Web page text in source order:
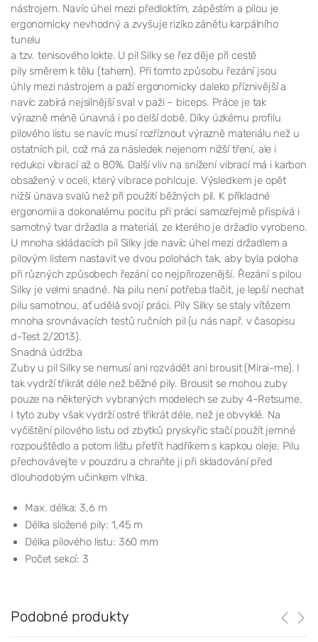
nástrojem. Navíc úhel mezi předloktím, zápěstím a pilou je
ergonomicky nevhodný a zvyšuje riziko zánětu karpálního
tunelu
a tzv. tenisového lokte. U pil Silky se řez děje při cestě
pily směrem k tělu (tahem). Při tomto způsobu řezání jsou
úhly mezi nástrojem a paží ergonomicky daleko příznivější a
navíc zabírá nejsilnější sval v paži – biceps. Práce je tak
výrazně méně únavná i po delší době. Díky úzkému profilu
pilového listu se navíc musí rozříznout výrazně materiálu než u
ostatních pil, což má za následek nejenom nižší tření, ale i
redukci vibrací až o 80%. Další vliv na snížení vibrací má i karbon
obsažený v oceli, který vibrace pohlcuje. Výsledkem je opět
nižší únava svalů než při použití běžných pil. K příkladné
ergonomii a dokonalému pocitu při práci samozřejmě přispívá i
samotný tvar držadla a materiál, ze kterého je držadlo vyrobeno.
U mnoha skládacích pil Silky jde navíc úhel mezi držadlem a
pilovým listem nastavit ve dvou polohách tak, aby byla poloha
při různých způsobech řezání co nejpřirozenější. Řezání s pilou
Silky je velmi snadné. Na pilu není potřeba tlačit, je lepší nechat
pilu samotnou, ať udělá svojí práci. Pily Silky se staly vítězem
mnoha srovnávacích testů ručních pil (u nás např. v časopisu
d-Test 2/2013).
Snadná údržba
Zuby u pil Silky se nemusí ani rozvádět ani brousit (Mirai-me). I
tak vydrží třikrát déle než běžné pily. Brousit se mohou zuby
pouze na některých vybraných modelech se zuby 4-Retsume.
I tyto zuby však vydrží ostré třikrát déle, než je obvyklé. Na
vyčištění pilového listu od zbytků pryskyřic stačí použít jemné
rozpouštědlo a potom lištu přetřít hadříkem s kapkou oleje. Pilu
přechovávejte v pouzdru a chraňte ji při skladování před
dlouhodobým učinkem vlhka.
Max. délka: 3,6 m
Délka složené pily: 1,45 m
Délka pilového listu: 360 mm
Počet sekcí: 3
Podobné produkty